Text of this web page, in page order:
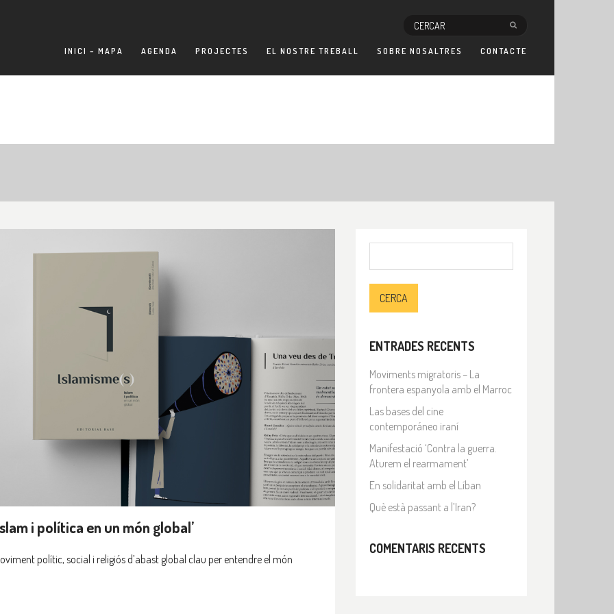
INICI – MAPA AGENDA PROJECTES EL NOSTRE TREBALL SOBRE NOSALTRES CONTACTE
i política en un món global’
polític, social i religiós d’abast global clau per entendre el món
ENTRADES RECENTS
Moviments migratoris – La
frontera espanyola amb el Marroc
Las bases del cine
contemporáneo iraní
Manifestació ‘Contra la guerra.
Aturem el rearmament’
En solidaritat amb el Líban
Què està passant a l’Iran?
COMENTARIS RECENTS